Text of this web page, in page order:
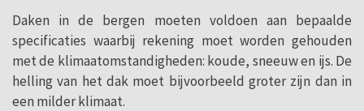
Daken in de bergen moeten voldoen aan bepaalde
specificaties waarbij rekening moet worden gehouden
met de klimaatomstandigheden: koude, sneeuw en ijs. De
helling van het dak moet bijvoorbeeld groter zijn dan in
een milder klimaat.